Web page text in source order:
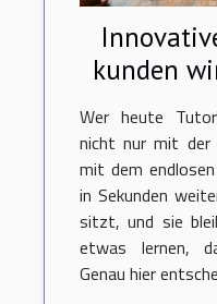
kunden
Wer heute
nicht nur mit der
mit dem
in Sekunden
sitzt, und sie
etwas lernen,
Genau hier